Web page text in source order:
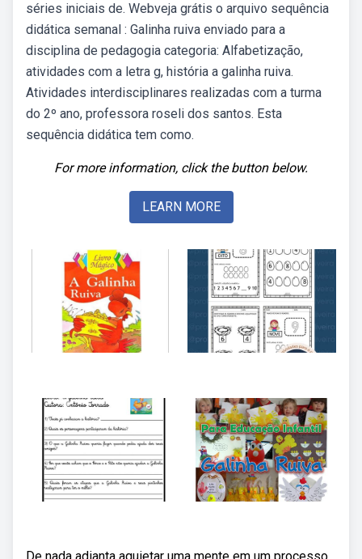
séries iniciais de. Webveja grátis o arquivo sequência
didática semanal : Galinha ruiva enviado para a
disciplina de pedagogia categoria: Alfabetização,
atividades com a letra g, história a galinha ruiva.
Atividades interdisciplinares realizadas com a turma
do 2º ano, professora roseli dos santos. Esta
sequência didática tem como.
For more information, click the button below.
LEARN MORE